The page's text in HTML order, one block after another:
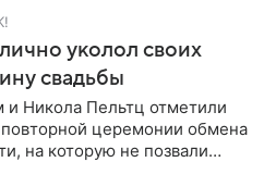
уколол своих
свадьбы
и Никола Пельтц отметили
церемонии обмена
на которую не позвали